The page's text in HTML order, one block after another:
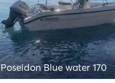
Poseidon Blue water 170